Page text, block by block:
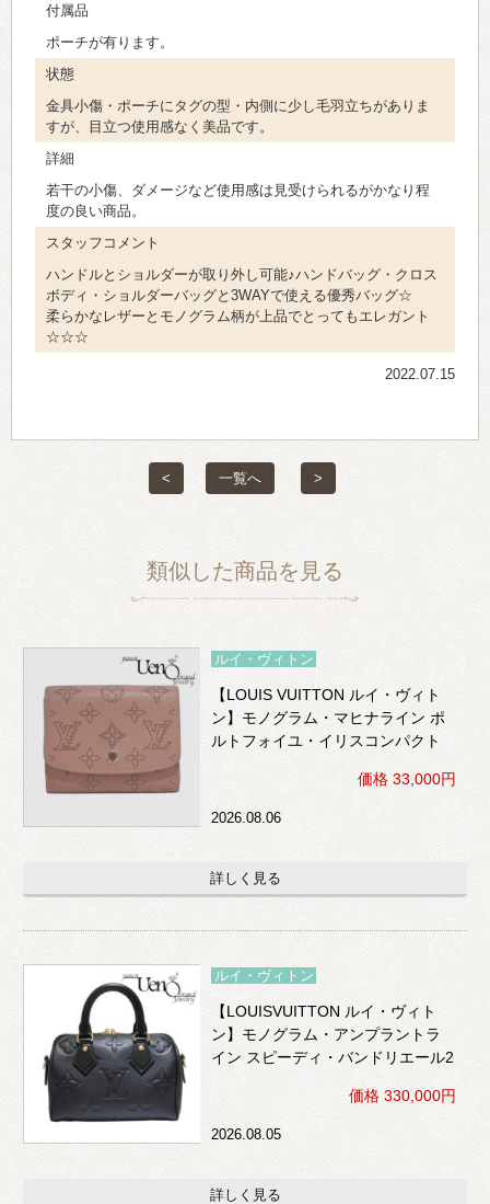
付属品
ポーチが有ります。
状態
金具小傷・ポーチにタグの型・内側に少し毛羽立ちがありま
すが、目立つ使用感なく美品です。
詳細
若干の小傷、ダメージなど使用感は見受けられるがかなり程
度の良い商品。
スタッフコメント
ハンドルとショルダーが取り外し可能♪ハンドバッグ・クロス
ボディ・ショルダーバッグと3WAYで使える優秀バッグ☆
柔らかなレザーとモノグラム柄が上品でとってもエレガント
☆☆☆
2022.07.15
< 一覧へ >
類似した商品を見る
ルイ・ヴィトン
【LOUIS VUITTON ルイ・ヴィト
ン】モノグラム・マヒナライン ポ
ルトフォイユ・イリスコンパクト
（ボアドゥローズ）※イニシャル
入り
価格 33,000円
2026.08.06
詳しく見る
ルイ・ヴィトン
【LOUISVUITTON ルイ・ヴィト
ン】モノグラム・アンプラントラ
イン スピーディ・バンドリエール2
0 2WAY （黒）
価格 330,000円
2026.08.05
詳しく見る